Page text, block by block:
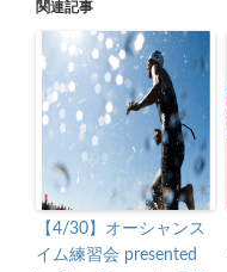
関連記事
【4/30】オーシャンス
イム練習会 presented